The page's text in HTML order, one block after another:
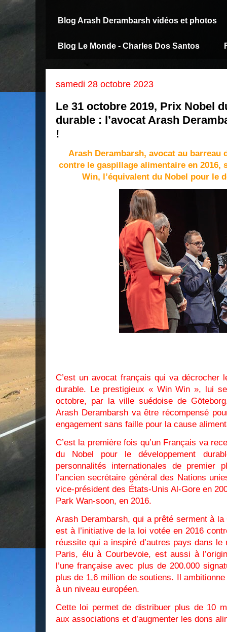
Blog Arash Derambarsh vidéos et photos
Blog Le Monde - Charles Dos Santos
samedi 28 octobre 2023
Le 31 octobre 2019, Prix Nobel
durable : l’avocat Arash
!
Arash Derambarsh, avocat au barreau
contre le gaspillage alimentaire en 2016,
Win, l’équivalent du Nobel pour le
C’est un avocat français qui va décrocher
durable. Le prestigieux « Win Win », lui
octobre, par la ville suédoise de
Arash Derambarsh va être récompensé
engagement sans faille pour la cause
C’est la première fois qu’un Français va
du Nobel pour le développement
personnalités internationales de premier
l’ancien secrétaire général des Nations
vice-président des États-Unis Al-Gore en
Park Wan-soon, en 2016.
Arash Derambarsh, qui a prêté serment à la
est à l’initiative de la loi votée en 2016
réussite qui a inspiré d’autres pays dans le
Paris, élu à Courbevoie, est aussi à
l’une française avec plus de 200.000
plus de 1,6 million de soutiens. Il
à un niveau européen.
Cette loi permet de distribuer plus de 10
aux associations et d’augmenter les dons